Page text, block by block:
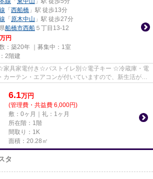
「 西船橋 」駅 徒歩13分
「 原木中山 」駅 徒歩27分
船橋市西船 ５丁目13-12
万円
：築20年 ｜募集中： 1室
2階建
家具家電付き☆バストイレ別☆電子キー ☆冷蔵庫・電
カーテン・エアコンが付いていますので、新生活が楽
6.1万円
(管理費・共益費 6,000円)
敷：0ヶ月｜礼：1ヶ月
所在階：1階
間取り：1K
面積：20.28㎡
タ